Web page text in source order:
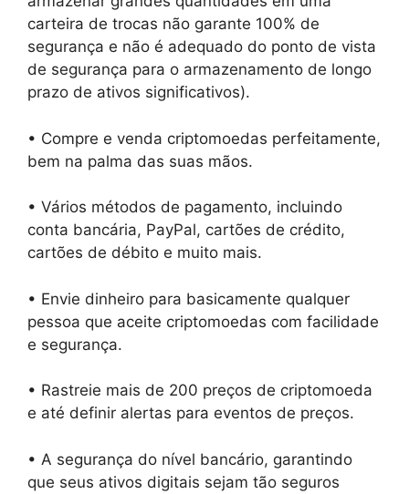
carteira de trocas não garante 100% de
segurança e não é adequado do ponto de vista
de segurança para o armazenamento de longo
prazo de ativos significativos).
• Compre e venda criptomoedas perfeitamente,
bem na palma das suas mãos.
• Vários métodos de pagamento, incluindo
conta bancária, PayPal, cartões de crédito,
cartões de débito e muito mais.
• Envie dinheiro para basicamente qualquer
pessoa que aceite criptomoedas com facilidade
e segurança.
• Rastreie mais de 200 preços de criptomoeda
e até definir alertas para eventos de preços.
• A segurança do nível bancário, garantindo
que seus ativos digitais sejam tão seguros